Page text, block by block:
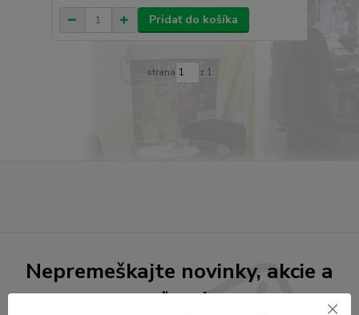
Pridať do košíka
strana z 1
Nepremeškajte novinky, akcie a
zľavy!